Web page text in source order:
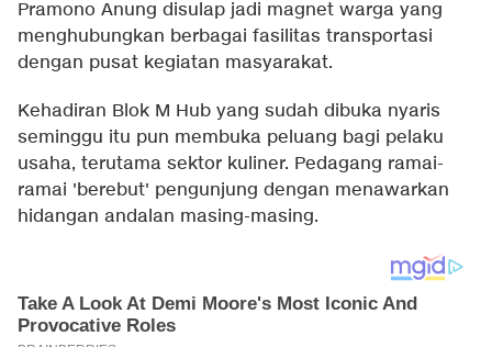
Pramono Anung disulap jadi magnet warga yang
menghubungkan berbagai fasilitas transportasi
dengan pusat kegiatan masyarakat.
Kehadiran Blok M Hub yang sudah dibuka nyaris
seminggu itu pun membuka peluang bagi pelaku
usaha, terutama sektor kuliner. Pedagang ramai-
ramai 'berebut' pengunjung dengan menawarkan
hidangan andalan masing-masing.